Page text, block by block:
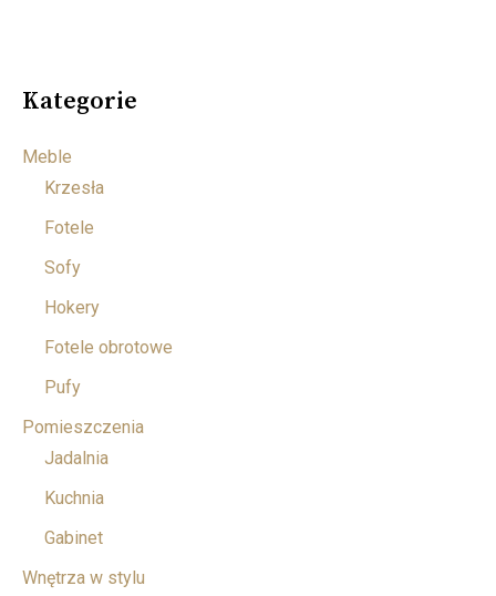
Kategorie
Meble
Krzesła
Fotele
Sofy
Hokery
Fotele obrotowe
Pufy
Pomieszczenia
Jadalnia
Kuchnia
Gabinet
Wnętrza w stylu